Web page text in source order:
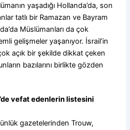
yaşadığı Hollanda’da, son
tatlı bir Ramazan ve Bayram
Müslümanları da çok
gelişmeler yaşanıyor. İsrail’in
açık bir şekilde dikkat çeken
bazılarını birlikte gözden
vefat edenlerin listesini
gazetelerinden Trouw,